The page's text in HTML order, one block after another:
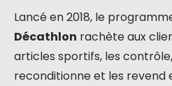
Lancé en 2018, le
Décathlon rachète aux
articles sportifs, les
reconditionne et les revend